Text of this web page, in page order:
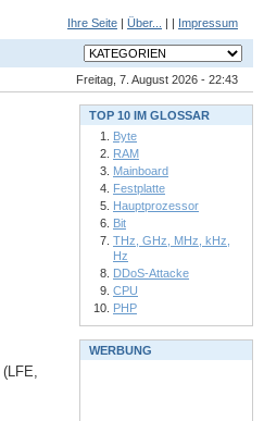
Ihre Seite | Über... | | Impressum
Freitag, 7. August 2026 - 22:43
(LFE,
TOP 10 IM GLOSSAR
Byte
RAM
Mainboard
Festplatte
Hauptprozessor
Bit
THz, GHz, MHz, kHz,
Hz
DDoS-Attacke
CPU
PHP
WERBUNG